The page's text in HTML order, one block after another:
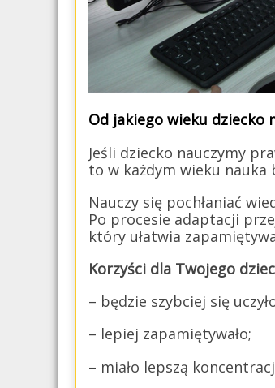
Od jakiego wieku dziecko
Jeśli dziecko nauczymy
to w każdym wieku nauka
Nauczy się pochłaniać
Po procesie adaptacji
który ułatwia
Korzyści dla Twojego
– będzie szybciej się
– lepiej zapamiętywało;
– miało lepszą